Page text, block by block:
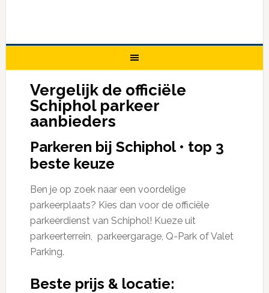
Vergelijk de officiële
Schiphol parkeer
aanbieders
Parkeren bij Schiphol • top 3
beste keuze
Ben je op zoek naar een voordelige
parkeerplaats? Kies dan voor de officiële
parkeerdienst van Schiphol! Kueze uit
parkeerterrein, parkeergarage, Q-Park of Valet
Parking.
Beste prijs & locatie: